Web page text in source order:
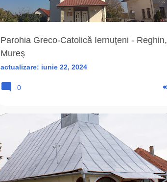
Parohia Greco-Catolică Iernuţeni - Reghin,
Mureş
actualizare: iunie 22, 2024
0
BISERICA ROMANA UNITA